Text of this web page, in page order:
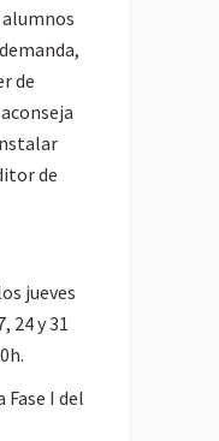
alumnos
de
de
jueves
24 y 31
Fase I del